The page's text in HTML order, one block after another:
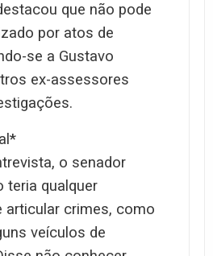
que não pode
por atos de
se a Gustavo
ex-assessores
o senador
teria qualquer
articular crimes, como
veículos de